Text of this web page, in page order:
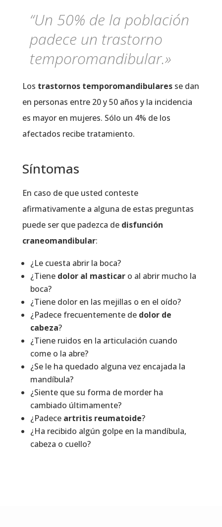
“Un 50% de la población
padece un trastorno
temporomandibular.»
Los trastornos temporomandibularesse dan
en personas entre 20 y 50 años y la incidencia
es mayor en mujeres. Sólo un 4% de los
afectados recibe tratamiento.
Síntomas
En caso de que usted conteste
afirmativamente a alguna de estas preguntas
puede ser que padezca de disfunción
craneomandibular:
¿Le cuesta abrir la boca?
¿Tiene dolor al masticaro al abrir mucho la
boca?
¿Tiene dolor en las mejillas o en el oído?
¿Padece frecuentemente de dolor de
cabeza?
¿Tiene ruidos en la articulación cuando
come o la abre?
¿Se le ha quedado alguna vez encajada la
mandíbula?
¿Siente que su forma de morder ha
cambiado últimamente?
¿Padece artritis reumatoide?
¿Ha recibido algún golpe en la mandíbula,
cabeza o cuello?